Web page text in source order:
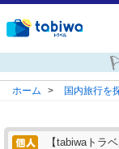
ホーム > 国内旅行を
【tabiwaトラ